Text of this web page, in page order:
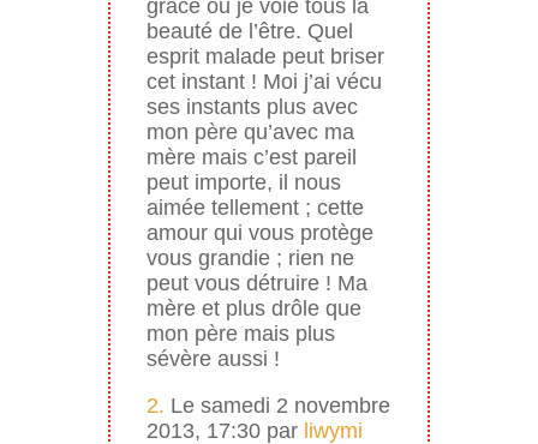
grâce ou je voie tous la
beauté de l’être. Quel
esprit malade peut briser
cet instant ! Moi j’ai vécu
ses instants plus avec
mon père qu’avec ma
mère mais c’est pareil
peut importe, il nous
aimée tellement ; cette
amour qui vous protège
vous grandie ; rien ne
peut vous détruire ! Ma
mère et plus drôle que
mon père mais plus
sévère aussi !
2. Le samedi 2 novembre
2013, 17:30 par liwymi